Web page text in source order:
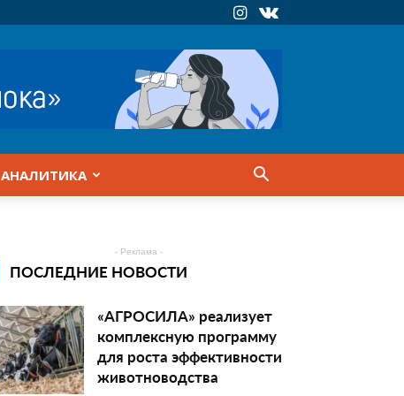
АНАЛИТИКА
- Реклама -
ПОСЛЕДНИЕ НОВОСТИ
«АГРОСИЛА» реализует
комплексную программу
для роста эффективности
животноводства